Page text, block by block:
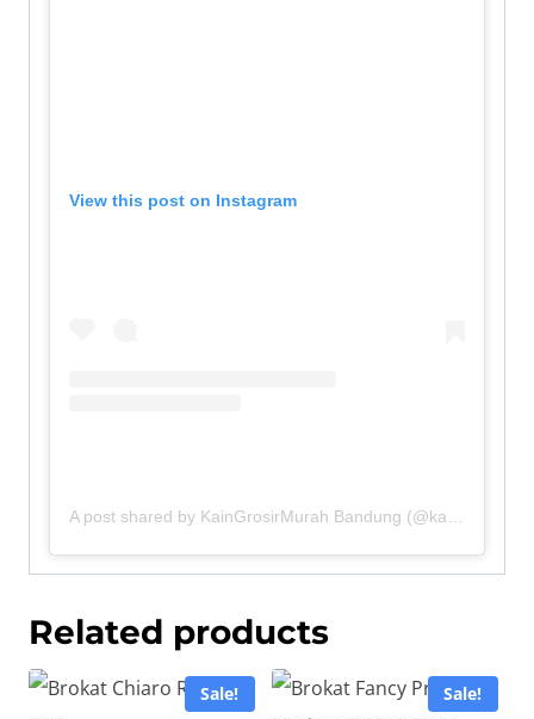
View this post on Instagram
A post shared by KainGrosirMurah Bandung (@kaingrosirmurah_bandung)
Related products
Sale! Sale!